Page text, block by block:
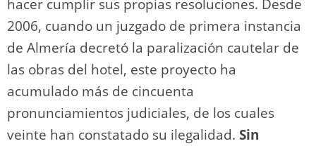
hacer cumplir sus propias resoluciones. Desde
2006, cuando un juzgado de primera instancia
de Almería decretó la paralización cautelar de
las obras del hotel, este proyecto ha
acumulado más de cincuenta
pronunciamientos judiciales, de los cuales
veinte han constatado su ilegalidad. Sin